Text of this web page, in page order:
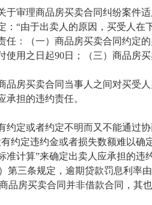
审理商品房买卖合同纠纷案件适
：“由于出卖人的原因，买受人
任：（一）商品房买卖合同约定
使用之日起90日；（三）商品房
房买卖合同当事人之间对买受人
承担的违约责任。
定或者约定不明而又不能通过协
约定违约金或者损失数额难以
准计算”来确定出卖人应承担的
第三条规定，逾期贷款罚息利率
商品房买卖合同并非借款合同，